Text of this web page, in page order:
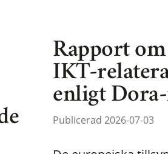
Rapport
IKT-
enligt
Publicerad 2026-07-03